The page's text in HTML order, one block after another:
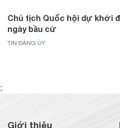
Chủ tịch Quốc hội dự khởi
ngày bầu cử
TIN ĐẢNG ỦY
;
Giới thiệu